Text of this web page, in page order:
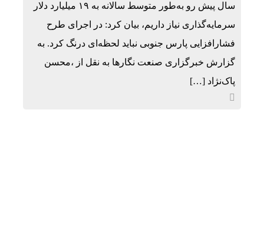
سال پیش رو به‌طور متوسط سالانه به ۱۹ میلیارد دلار
سرمایه‌گذاری نیاز داریم، بیان کرد: در اجرای طرح
فشارافزایی پارس جنوبی نباید لحظه‌ای درنگ کرد. به
گزارش خبرگزاری صنعت نگارها به نقل از ،محسن
پاک‌نژاد […]